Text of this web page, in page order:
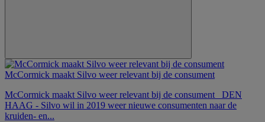
McCormick maakt Silvo weer relevant bij de consument
McCormick maakt Silvo weer relevant bij de consument DEN
HAAG - Silvo wil in 2019 weer nieuwe consumenten naar de
kruiden- en...